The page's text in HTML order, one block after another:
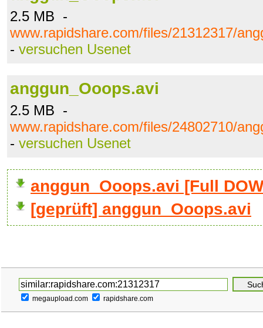
2.5 MB -
www.rapidshare.com/files/21312317/
- versuchen Usenet
anggun_Ooops.avi
2.5 MB -
www.rapidshare.com/files/24802710/
- versuchen Usenet
anggun_Ooops.avi [Full
[geprüft] anggun_Ooops.avi
megaupload.com rapidshare.com